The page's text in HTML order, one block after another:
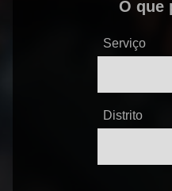
O que
Serviço
Distrito